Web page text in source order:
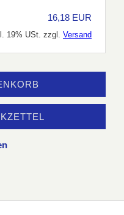
16,18 EUR
19% USt. zzgl. Versand